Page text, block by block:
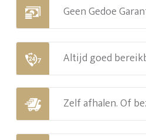
Geen Gedoe
Altijd goed
Zelf afhalen. Of